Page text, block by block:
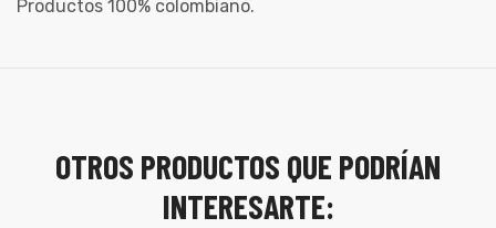
Productos 100% colombiano.
OTROS PRODUCTOS QUE PODRÍAN
INTERESARTE: